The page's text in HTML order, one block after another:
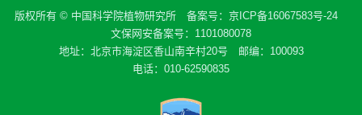
版权所有 © 中国科学院植物研究所 备案号： 京ICP备16067583号-24
文保网安备案号：1101080078
地址：北京市海淀区香山南辛村20号 邮编：100093
电话：010-62590835